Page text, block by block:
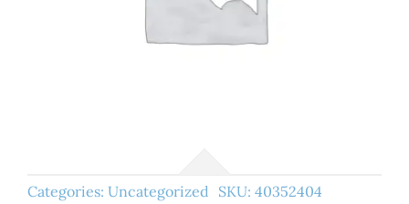
Categories: Uncategorized SKU: 40352404